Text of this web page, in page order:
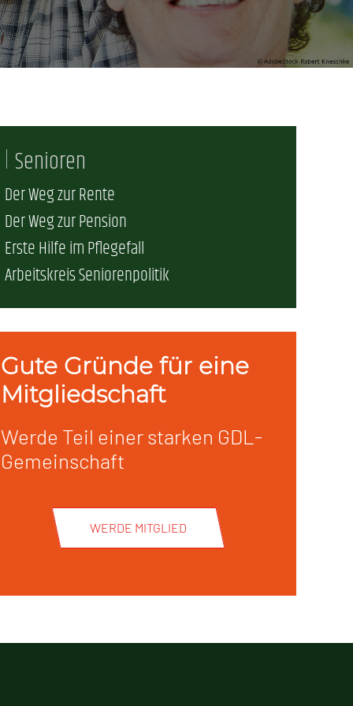
nur Plus (DB AG)
Senioren
Der Weg zur Rente
Der Weg zur Pension
Erste Hilfe im Pflegefall
Arbeitskreis Seniorenpolitik
Gute Gründe für eine
Mitgliedschaft
Werde Teil einer starken GDL-
Gemeinschaft
WERDE MITGLIED